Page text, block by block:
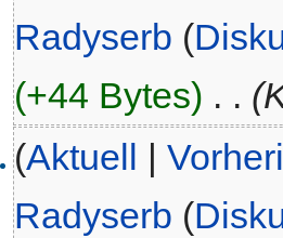
Radyserb (
(+44 Bytes) . .
(Aktuell |
Radyserb (